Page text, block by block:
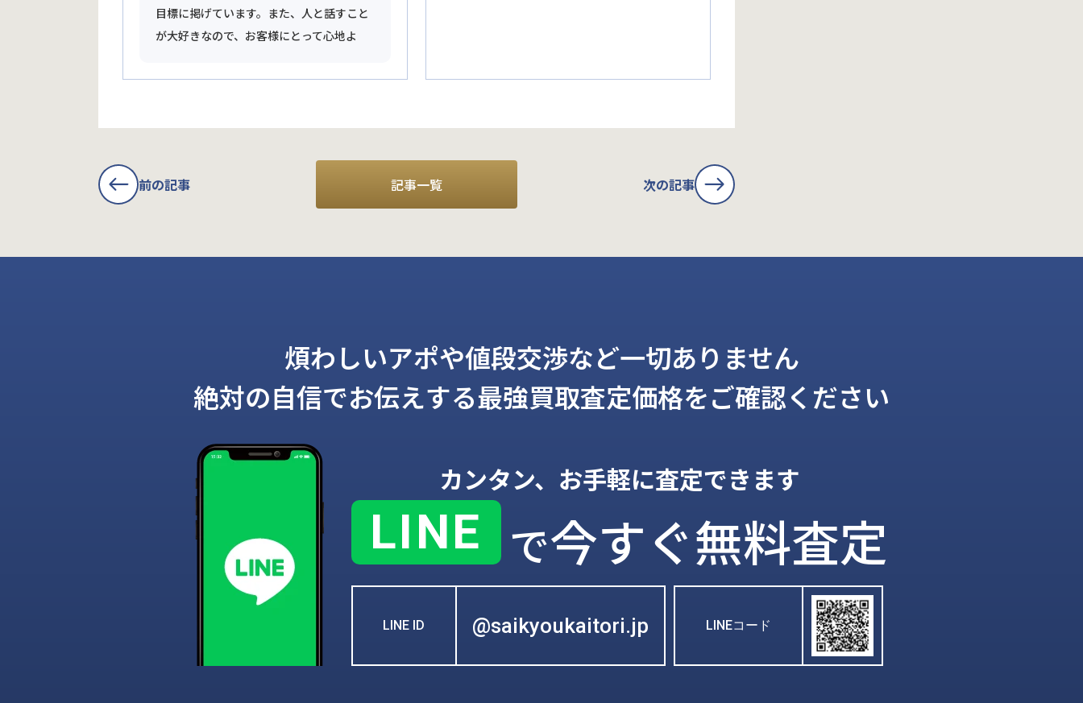
目標に掲げています。また、人と話すこと
が大好きなので、お客様にとって心地よ
前の記事 記事一覧 次の記事
煩わしいアポや値段交渉など一切ありません
絶対の自信でお伝えする最強買取査定価格をご確認ください
カンタン、お手軽に査定できます
LINE で今すぐ無料査定
LINE ID @saikyoukaitori.jp LINEコード